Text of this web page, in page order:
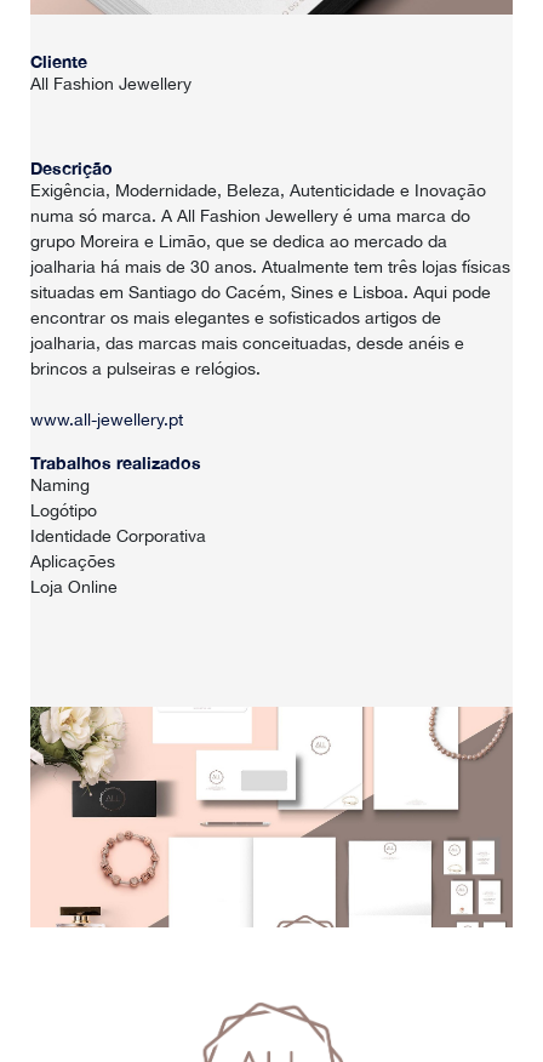
HOME
SOBRE NÓS
PORTFÓLIO
CONTACTOS
Cliente
All Fashion Jewellery
Descrição
Exigência, Modernidade, Beleza, Autenticidade e Inovação
numa só marca. A All Fashion Jewellery é uma marca do
grupo Moreira e Limão, que se dedica ao mercado da
joalharia há mais de 30 anos. Atualmente tem três lojas físicas
situadas em Santiago do Cacém, Sines e Lisboa. Aqui pode
encontrar os mais elegantes e sofisticados artigos de
joalharia, das marcas mais conceituadas, desde anéis e
brincos a pulseiras e relógios.
www.all-jewellery.pt
Trabalhos realizados
Naming
Logótipo
Identidade Corporativa
Aplicações
Loja Online